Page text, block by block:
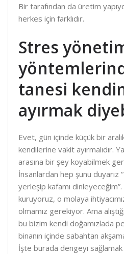
Bir tarafından da üretim
herkes için farklıdır.
Stres
tanesi
ayırmak
Evet, gün içinde küçük bir
kendilerine vakit ayırmalıdır.
arasına bir şey koyabilmek
İnsanlardan hep şunu duyarız
yerleşip kafamı
kuruyoruz, o molaya
olmamız gerekiyor. Ama
bu bizim kendi doğamızlada
binanın içinde sabahtan
İşte burada dengeyi